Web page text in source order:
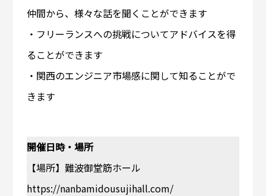
仲間から、様々な話を聞くことができます
・フリーランスへの挑戦についてアドバイスを得
ることができます
・関西のエンジニア市場感に関して知ることがで
きます
開催日時・場所
【場所】難波御堂筋ホール
https://nanbamidousujihall.com/